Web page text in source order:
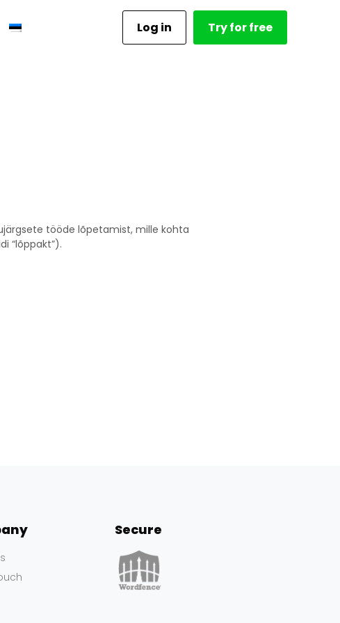
Log in Try for free
tööde lõpetamist, mille kohta
“lõppakt”).
Secure